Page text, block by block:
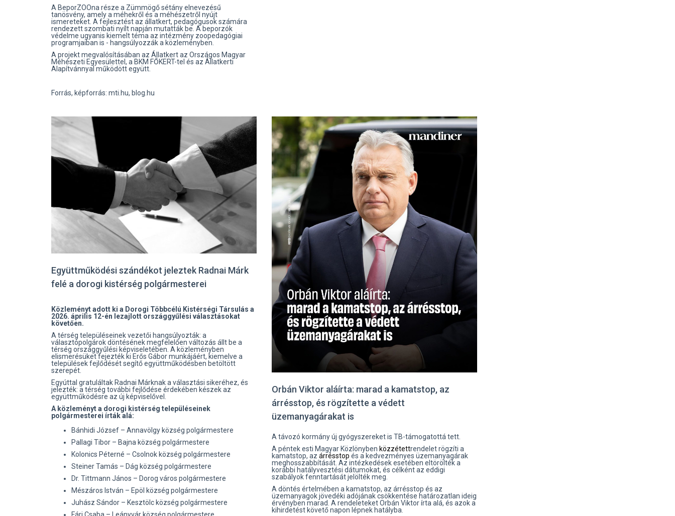
A BeporZOOna része a Zümmögő sétány elnevezésű
tanösvény, amely a méhekről és a méhészetről nyújt
ismereteket. A fejlesztést az állatkert, pedagógusok számára
rendezett szombati nyílt napján mutatták be. A beporzók
védelme ugyanis kiemelt téma az intézmény zoopedagógiai
programjaiban is - hangsúlyozzák a közleményben.
A projekt megvalósításában az Állatkert az Országos Magyar
Méhészeti Egyesülettel, a BKM FŐKERT-tel és az Állatkerti
Alapítvánnyal működött együtt.
Forrás, képforrás: mti.hu, blog.hu
Együttműködési szándékot jeleztek Radnai Márk
felé a dorogi kistérség polgármesterei
Közleményt adott ki a Dorogi Többcélú Kistérségi Társulás a
2026. április 12-én lezajlott országgyűlési választásokat
követően.
A térség településeinek vezetői hangsúlyozták: a
választópolgárok döntésének megfelelően változás állt be a
térség országgyűlési képviseletében. A közleményben
elismerésüket fejezték ki Erős Gábor munkájáért, kiemelve a
települések fejlődését segítő együttműködésben betöltött
szerepét.
Egyúttal gratuláltak Radnai Márknak a választási sikeréhez, és
jelezték: a térség további fejlődése érdekében készek az
együttműködésre az új képviselővel.
A közleményt a dorogi kistérség településeinek
polgármesterei írták alá:
Bánhidi József – Annavölgy község polgármestere
Pallagi Tibor – Bajna község polgármestere
Kolonics Péterné – Csolnok község polgármestere
Steiner Tamás – Dág község polgármestere
Dr. Tittmann János – Dorog város polgármestere
Mészáros István – Epöl község polgármestere
Juhász Sándor – Kesztölc község polgármestere
Orbán Viktor aláírta: marad a kamatstop, az
árrésstop, és rögzítette a védett
üzemanyagárakat is
A távozó kormány új gyógyszereket is TB-támogatottá tett.
A péntek esti Magyar Közlönyben közzétettrendelet rögzíti a
kamatstop, az árrésstop és a kedvezményes üzemanyagárak
meghosszabbítását. Az intézkedések esetében eltörölték a
korábbi hatályvesztési dátumokat, és célként az eddigi
szabályok fenntartását jelölték meg.
A döntés értelmében a kamatstop, az árrésstop és az
üzemanyagok jövedéki adójának csökkentése határozatlan ideig
érvényben marad. A rendeleteket Orbán Viktor írta alá, és azok a
kihirdetést követő napon lépnek hatályba.